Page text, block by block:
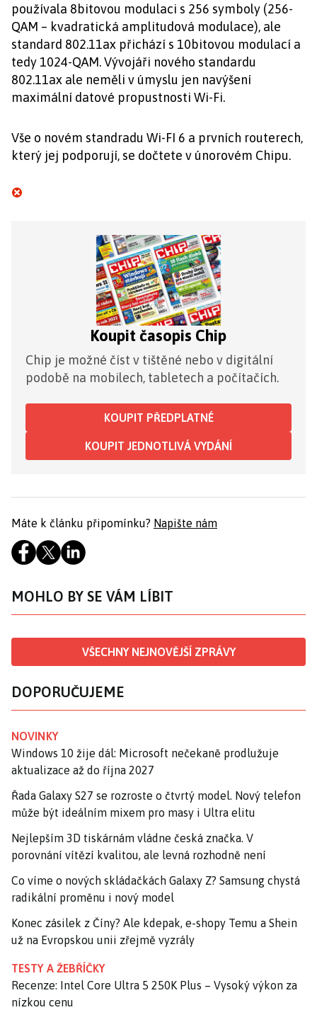
používala 8bitovou modulaci s 256 symboly (256-
QAM – kvadratická amplitudová modulace), ale
standard 802.11ax přichází s 10bitovou modulací a
tedy 1024-QAM. Vývojáři nového standardu
802.11ax ale neměli v úmyslu jen navýšení
maximální datové propustnosti Wi-Fi.
Vše o novém standradu Wi-FI 6 a prvních routerech,
který jej podporují, se dočtete v únorovém Chipu.
Koupit časopis Chip
Chip je možné číst v tištěné nebo v digitální
podobě na mobilech, tabletech a počítačích.
KOUPIT PŘEDPLATNÉ
KOUPIT JEDNOTLIVÁ VYDÁNÍ
Máte k článku připomínku? Napište nám
MOHLO BY SE VÁM LÍBIT
VŠECHNY NEJNOVĚJŠÍ ZPRÁVY
DOPORUČUJEME
NOVINKY
Windows 10 žije dál: Microsoft nečekaně prodlužuje
aktualizace až do října 2027
Řada Galaxy S27 se rozroste o čtvrtý model. Nový telefon
může být ideálním mixem pro masy i Ultra elitu
Nejlepším 3D tiskárnám vládne česká značka. V
porovnání vítězí kvalitou, ale levná rozhodně není
Co víme o nových skládačkách Galaxy Z? Samsung chystá
radikální proměnu i nový model
Konec zásilek z Číny? Ale kdepak, e-shopy Temu a Shein
už na Evropskou unii zřejmě vyzrály
TESTY A ŽEBŘÍČKY
Recenze: Intel Core Ultra 5 250K Plus – Vysoký výkon za
nízkou cenu